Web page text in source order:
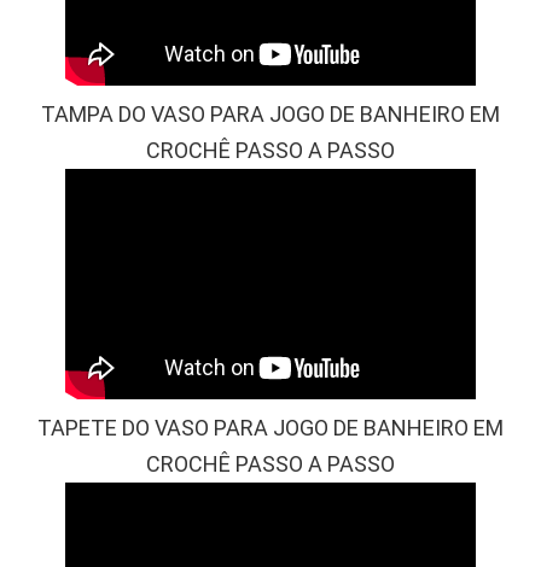
TAMPA DO VASO PARA JOGO DE BANHEIRO EM
CROCHÊ PASSO A PASSO
TAPETE DO VASO PARA JOGO DE BANHEIRO EM
CROCHÊ PASSO A PASSO